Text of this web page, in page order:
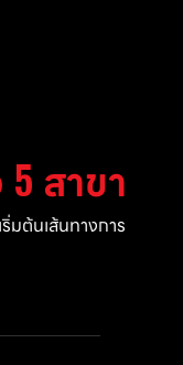
สาขา
มต้นเส้นทางการ